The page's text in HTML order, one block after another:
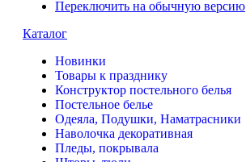
Переключить на обычную версию
Каталог
Новинки
Товары к празднику
Конструктор постельного белья
Постельное белье
Одеяла, Подушки, Наматрасники
Наволочка декоративная
Пледы, покрывала